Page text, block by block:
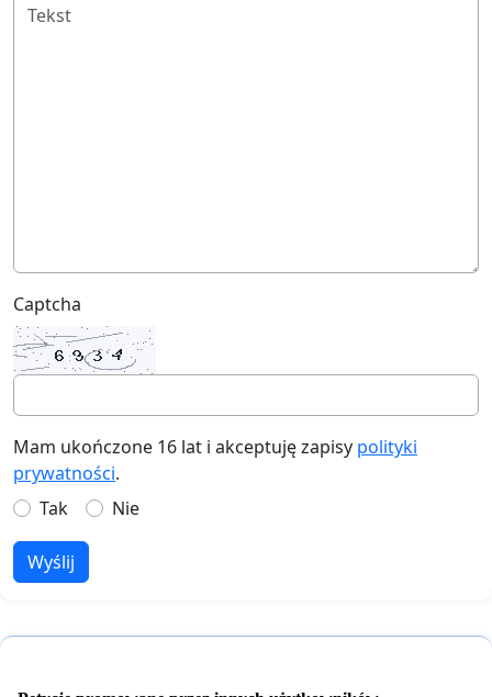
Captcha
Mam ukończone 16 lat i akceptuję zapisy polityki
prywatności.
Tak
Nie
Wyślij